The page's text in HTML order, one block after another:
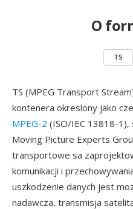
O
TS
TS (MPEG Transport
kontenera okreslony jako
MPEG-2 (ISO/IEC 13818-
Moving Picture Experts
transportowe sa
komunikacji i
uszkodzenie danych jest
nadawcza, transmisja